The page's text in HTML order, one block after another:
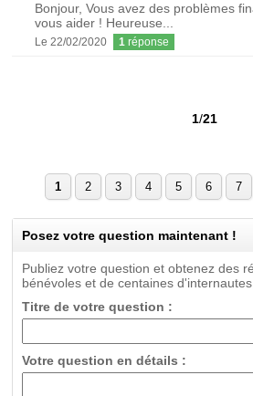
Bonjour, Vous avez des problèmes
vous aider ! Heureuse...
Le 22/02/2020 1 réponse
1/21
1 2 3 4 5 6 7
Posez votre question maintenant !
Publiez votre question et obtenez des
bénévoles et de centaines
Titre de votre question :
Votre question en détails :